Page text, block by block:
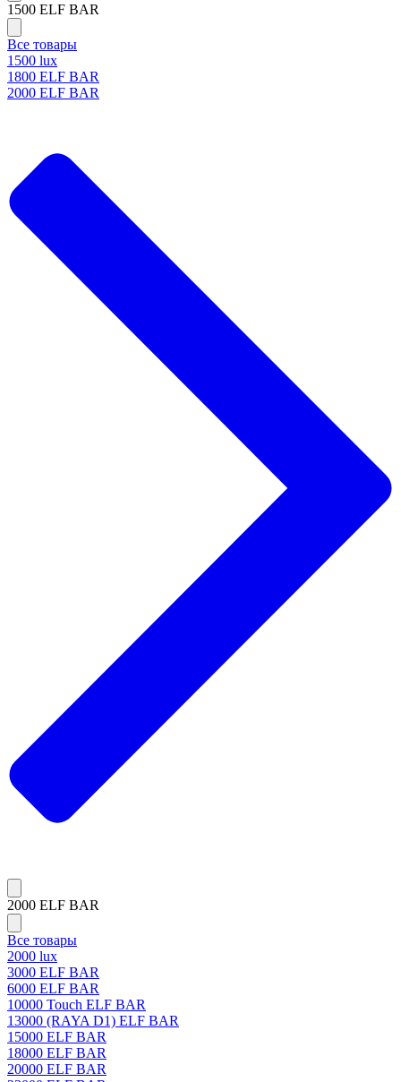
1500 ELF BAR
Все товары
1500 lux
1800 ELF BAR
2000 ELF BAR
2000 ELF BAR
Все товары
2000 lux
3000 ELF BAR
6000 ELF BAR
10000 Touch ELF BAR
13000 (RAYA D1) ELF BAR
15000 ELF BAR
18000 ELF BAR
20000 ELF BAR